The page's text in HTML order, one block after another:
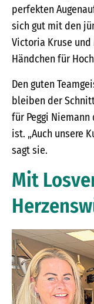
perfekten
sich gut mit den
Victoria Kruse
Händchen für
Den guten
bleiben der
für Peggi
ist. „Auch unsere
sagt sie.
Mit